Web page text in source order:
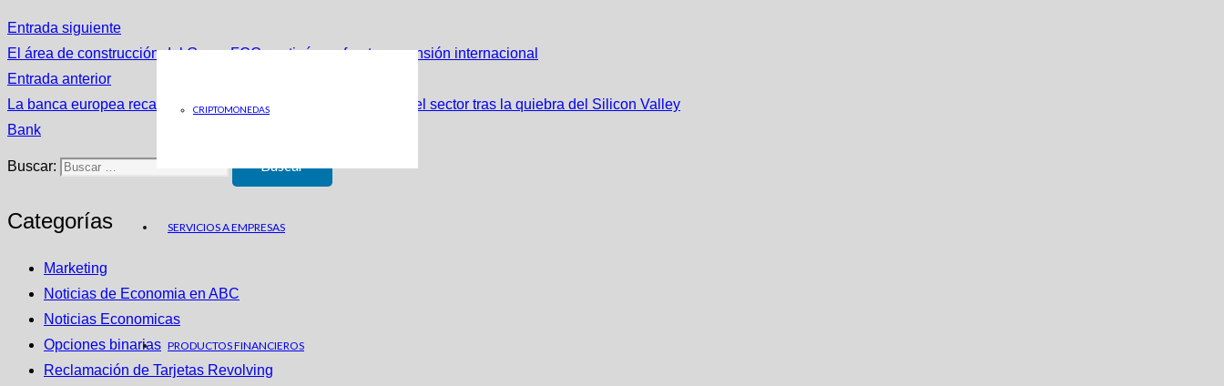
CRIPTOMONEDAS
SERVICIOS A EMPRESAS
PRODUCTOS FINANCIEROS
Entrada siguiente
El área de construcción del Grupo FCC continúa su fuerte expansión internacional
Entrada anterior
La banca europea recaba informes urgentes sobre la liquidez del sector tras la quiebra del Silicon Valley
Bank
Buscar:
Categorías
Marketing
Noticias de Economia en ABC
Noticias Economicas
Opciones binarias
Reclamación de Tarjetas Revolving